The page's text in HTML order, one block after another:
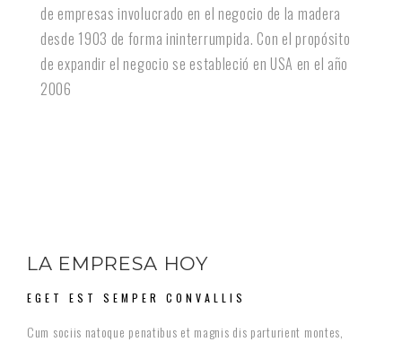
de empresas involucrado en el negocio de la madera
desde 1903 de forma ininterrumpida. Con el propósito
de expandir el negocio se estableció en USA en el año
2006
LA EMPRESA HOY
EGET EST SEMPER CONVALLIS
Cum sociis natoque penatibus et magnis dis parturient montes,